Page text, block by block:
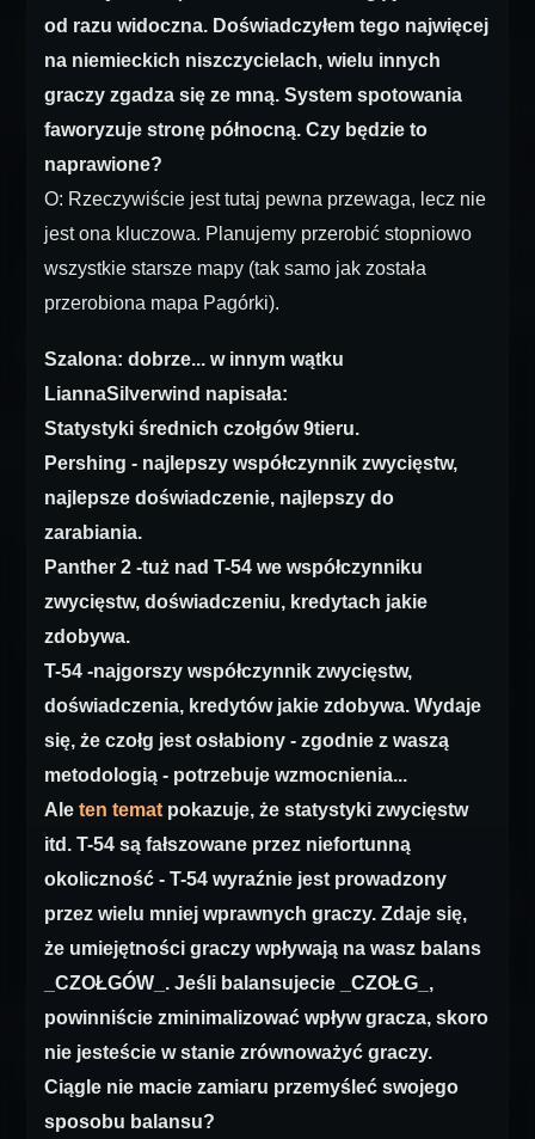
od razu widoczna. Doświadczyłem tego najwięcej
na niemieckich niszczycielach, wielu innych
graczy zgadza się ze mną. System spotowania
faworyzuje stronę północną. Czy będzie to
naprawione?
O: Rzeczywiście jest tutaj pewna przewaga, lecz nie
jest ona kluczowa. Planujemy przerobić stopniowo
wszystkie starsze mapy (tak samo jak została
przerobiona mapa Pagórki).
Szalona: dobrze... w innym wątku
LiannaSilverwind napisała:
Statystyki średnich czołgów 9tieru.
Pershing - najlepszy współczynnik zwycięstw,
najlepsze doświadczenie, najlepszy do
zarabiania.
Panther 2 -tuż nad T-54 we współczynniku
zwycięstw, doświadczeniu, kredytach jakie
zdobywa.
T-54 -najgorszy współczynnik zwycięstw,
doświadczenia, kredytów jakie zdobywa. Wydaje
się, że czołg jest osłabiony - zgodnie z waszą
metodologią - potrzebuje wzmocnienia...
Ale ten temat pokazuje, że statystyki zwycięstw
itd. T-54 są fałszowane przez niefortunną
okoliczność - T-54 wyraźnie jest prowadzony
przez wielu mniej wprawnych graczy. Zdaje się,
że umiejętności graczy wpływają na wasz balans
_CZOŁGÓW_. Jeśli balansujecie _CZOŁG_,
powinniście zminimalizować wpływ gracza, skoro
nie jesteście w stanie zrównoważyć graczy.
Ciągle nie macie zamiaru przemyśleć swojego
sposobu balansu?